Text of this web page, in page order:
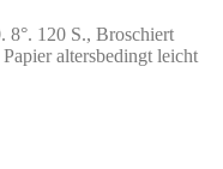
120 S., Broschiert
altersbedingt leicht